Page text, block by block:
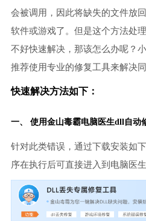
会被调用，因此将缺失的文件放
软件或游戏了。但是这个方法处
不好快速解决，那该怎么办呢？
推荐使用专业的修复工具来解决同
快速解决方法如下：
一、 使用金山毒霸电脑医生dll自动
针对此类错误，通过下载安装如
序在执行后可直接进入到电脑医生